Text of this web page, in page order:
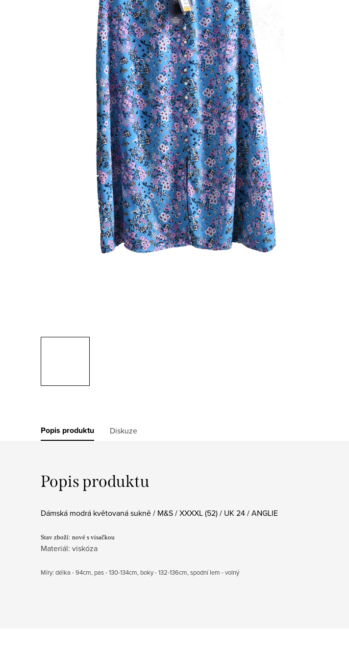
Popis produktu Diskuze
Popis produktu
Dámská modrá květovaná sukně / M&S / XXXXL (52) / UK 24 / ANGLIE
Stav zboží: nové s visačkou
Materiál: viskóza
Míry: délka - 94cm, pas - 130-134cm, boky - 132-136cm, spodní lem - volný